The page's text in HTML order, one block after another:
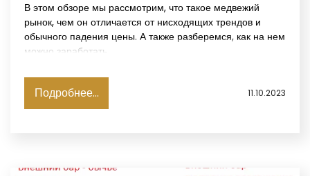
В этом обзоре мы рассмотрим, что такое медвежий
рынок, чем он отличается от нисходящих трендов и
обычного падения цены. А также разберемся, как на нем
можно заработать.
Подробнее... 11.10.2023